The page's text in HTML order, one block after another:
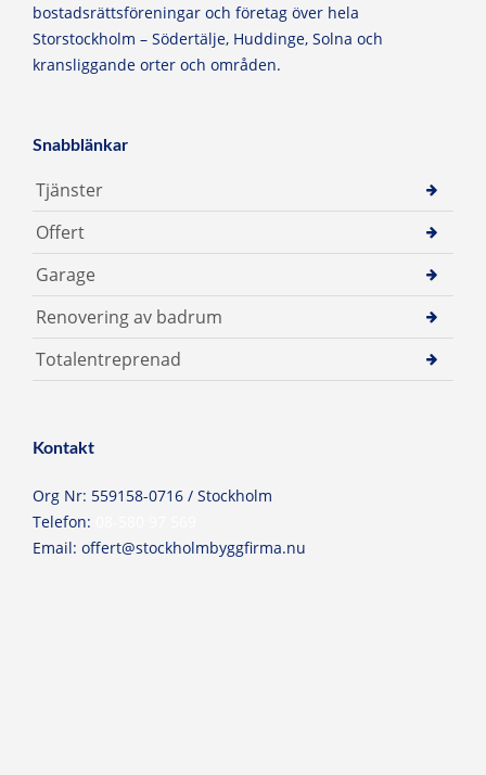
bostadsrättsföreningar och företag över hela
Storstockholm – Södertälje, Huddinge, Solna och
kransliggande orter och områden.
Snabblänkar
Tjänster
Offert
Garage
Renovering av badrum
Totalentreprenad
Kontakt
Org Nr: 559158-0716 / Stockholm
Telefon:
Email: offert@stockholmbyggfirma.nu